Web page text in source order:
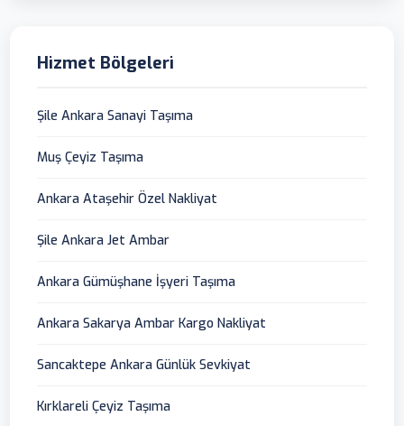
Hizmet Bölgeleri
Şile Ankara Sanayi Taşıma
Muş Çeyiz Taşıma
Ankara Ataşehir Özel Nakliyat
Şile Ankara Jet Ambar
Ankara Gümüşhane İşyeri Taşıma
Ankara Sakarya Ambar Kargo Nakliyat
Sancaktepe Ankara Günlük Sevkiyat
Kırklareli Çeyiz Taşıma